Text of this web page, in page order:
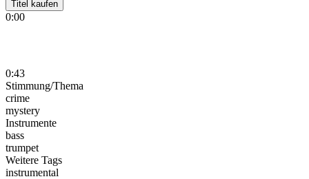
Titel kaufen
0:00
0:43
Stimmung/Thema
crime
mystery
Instrumente
bass
trumpet
Weitere Tags
instrumental